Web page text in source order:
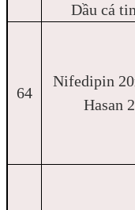
Dầu cá
64
Nifedipin
Hasan